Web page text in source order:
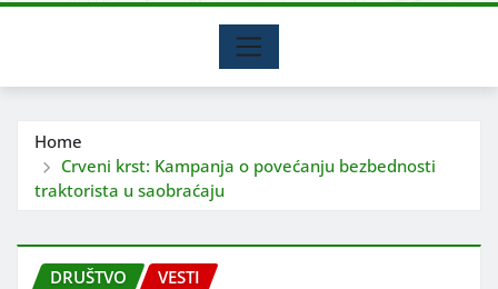
Home
Crveni krst: Kampanja o povećanju bezbednosti
traktorista u saobraćaju
DRUŠTVO VESTI